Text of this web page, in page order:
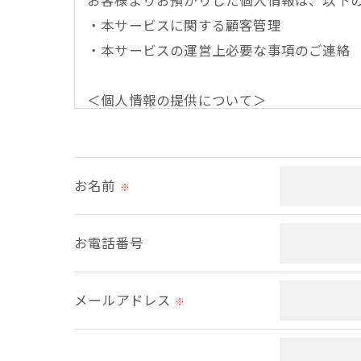
・本サービスに関する顧客管理
・本サービスの運営上必要な事項のご連絡
＜個人情報の提供について＞
これらの委託先に対しては個人情報保護契
＜個人情報の安全管理＞
当社では、個人情報の漏洩等がなされない
お名前 ※
お電話番号
メールアドレス ※